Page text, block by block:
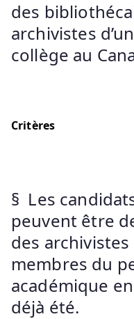
des
archivistes
collège au
Critères
§ Les
peuvent être
des archivistes
membres du
académique
déjà été.